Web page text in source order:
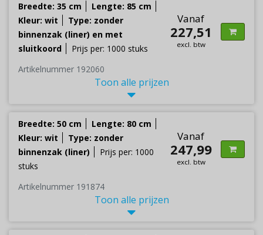
Breedte: 35 cm
Lengte: 85 cm
Kleur: wit
Type: zonder
binnenzak (liner) en met
sluitkoord
Prijs per: 1000 stuks
Vanaf
227,51
excl. btw
Artikelnummer 192060
Toon alle prijzen
Breedte: 50 cm
Lengte: 80 cm
Kleur: wit
Type: zonder
binnenzak (liner)
Prijs per: 1000
stuks
Vanaf
247,99
excl. btw
Artikelnummer 191874
Toon alle prijzen